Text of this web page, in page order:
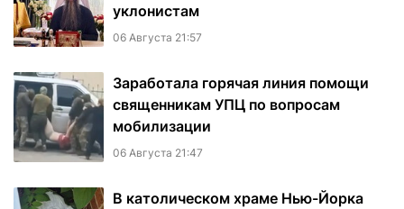
уклонистам
06 Августа 21:57
Заработала горячая линия помощи
священникам УПЦ по вопросам
мобилизации
06 Августа 21:47
В католическом храме Нью-Йорка